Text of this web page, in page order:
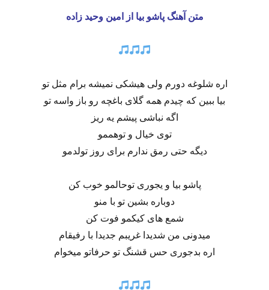
متن آهنگ پاشو بیا از امین وحید زاده
اره شلوغه دورم ولی هیشکی نمیشه برام مثل تو
بیا ببین که چیدم همه گلای باغچه رو باز واسه تو
اگه نباشی پیشم یه ریز
توی خیال و توهممو
دیگه حتی رمق ندارم برای روز تولدمو
پاشو بیا و یجوری توحالمو خوب کن
دوباره بشین تو با منو
شمع های کیکمو فوت کن
میدونی من شدیدا غریبم جدیدا با رفیقام
اره بدجوری حس قشنگ تو حرفاتو میخوام